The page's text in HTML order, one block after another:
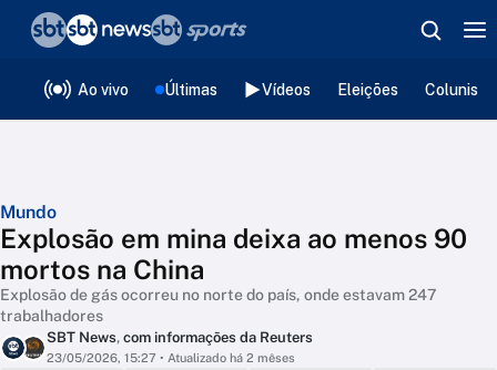
Ao vivo Últimas Vídeos Eleições
Mundo
Explosão em mina deixa ao menos 90
mortos na China
Explosão de gás ocorreu no norte do país, onde estavam 247
trabalhadores
SBT News, com informações da Reuters
23/05/2026, 15:27 • Atualizado há 2 mêses
❮voltar
Editorias